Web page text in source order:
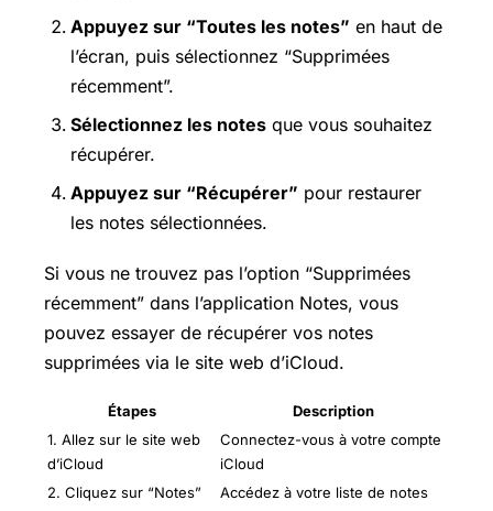
Appuyez sur “Toutes les notes” en haut de
l’écran, puis sélectionnez “Supprimées
récemment”.
Sélectionnez les notes que vous souhaitez
récupérer.
Appuyez sur “Récupérer” pour restaurer
les notes sélectionnées.
Si vous ne trouvez pas l’option “Supprimées
récemment” dans l’application Notes, vous
pouvez essayer de récupérer vos notes
supprimées via le site web d’iCloud.
Étapes
Description
1. Allez sur le site web
d’iCloud
Connectez-vous à votre compte
iCloud
2. Cliquez sur “Notes”
Accédez à votre liste de notes